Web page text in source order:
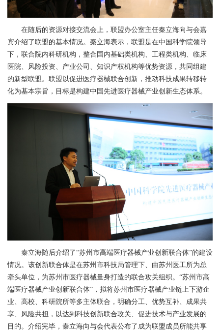
在随后的资源对接交流会上，联盟办公室主任秦立海向与会嘉
宾介绍了联盟的基本情况。秦立海表示，联盟是在中国科学院领导
下，联合院内科研机构，整合国内基础类机构、工程类机构、临床
医院、风险投资、产业公司、知识产权机构等优势资源，共同组建
的新型联盟。联盟以促进医疗器械联合创新，推动科技成果转移转
化为基本宗旨，目标是构建中国先进医疗器械产业创新生态体系。
秦立海随后介绍了“苏州市高端医疗器械产业创新联合体”的建设
情况。该创新联合体是在苏州市科技局管理下、由苏州医工所为总
牵头单位，为苏州市医疗器械量身打造的联合攻关组织。“苏州市高
端医疗器械产业创新联合体”，拟将苏州市医疗器械产业链上下游企
业、高校、科研院所等多主体联合，明确分工、优势互补、成果共
享、风险共担，以达到科技创新联合攻关、促进技术与产业发展的
目的。介绍完毕，秦立海向与会代表公布了成为联盟成员所能共享